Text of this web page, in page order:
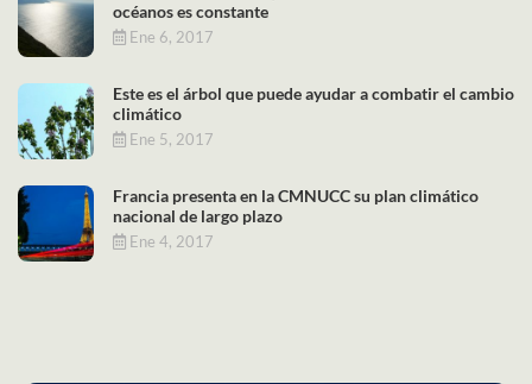
océanos es constante
Ene 6, 2017
Este es el árbol que puede ayudar a combatir el cambio
climático
Ene 5, 2017
Francia presenta en la CMNUCC su plan climático
nacional de largo plazo
Ene 4, 2017